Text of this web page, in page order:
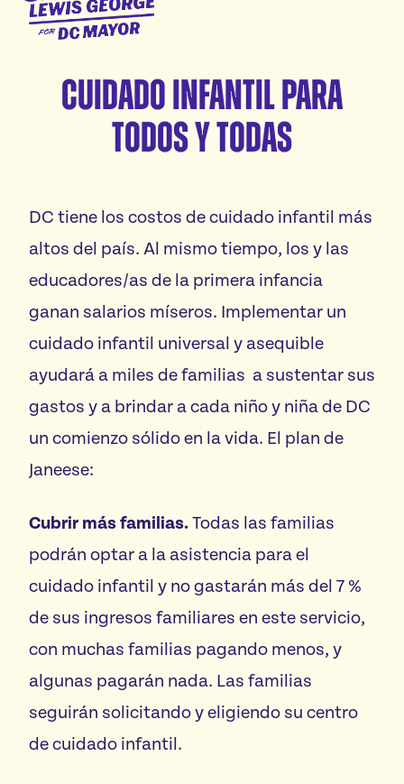
George
Mayor
Inicio
Plataforma
Donaciones
Cuidado infantil para
todos y todas
DC tiene los costos de cuidado infantil más
altos del país. Al mismo tiempo, los y las
educadores/as de la primera infancia
ganan salarios míseros. Implementar un
cuidado infantil universal y asequible
ayudará a miles de familias a sustentar sus
gastos y a brindar a cada niño y niña de DC
un comienzo sólido en la vida. El plan de
Janeese:
Cubrir más familias.Todas las familias
podrán optar a la asistencia para el
cuidado infantil y no gastarán más del 7 %
de sus ingresos familiares en este servicio,
con muchas familias pagando menos, y
algunas pagarán nada. Las familias
seguirán solicitando y eligiendo su centro
de cuidado infantil.